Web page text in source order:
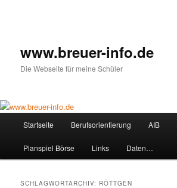
www.breuer-info.de
Die Webseite für meine Schüler
Startseite Berufsorientierung AIB
Planspiel Börse Links Daten…
SCHLAGWORTARCHIV: RÖTTGEN